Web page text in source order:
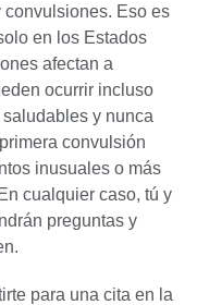
Eso es
en los Estados
afectan a
ocurrir incluso
y nunca
convulsión
inusuales o más
cualquier caso, tú y
preguntas y
para una cita en la